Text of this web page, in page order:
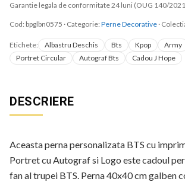
Garantie legala de conformitate 24 luni (OUG 140/
Cod: bpglbn0575 · Categorie: Perne Decorative ·
Etichete: Albastru Deschis Bts Kpop Army
Portret Circular
Autograf Bts Cadou J Hope
DESCRIERE
Aceasta perna personalizata BTS cu
Portret cu Autograf si Logo este cadoul
fan al trupei BTS. Perna 40x40 cm galben